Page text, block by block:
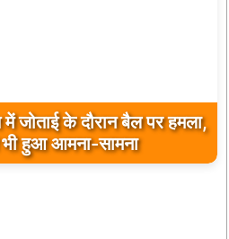
के दौरान बैल पर हमला,
भी हुआ आमना-सामना